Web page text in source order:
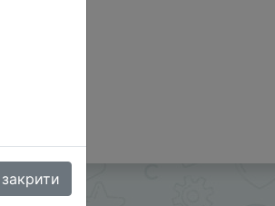
закрити